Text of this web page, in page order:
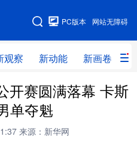
网站无障碍
PC版本
观察 新动能 新画卷
地图
新动能 新画卷
人事
直播
开赛圆满落幕 卡斯
单夺魁
来源：新华网